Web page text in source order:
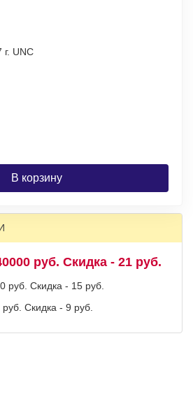
Нигерия 1 фунт 1967 г. UNC
В корзину
руб. Скидка - 21 руб.
руб. Скидка - 15 руб.
Скидка - 9 руб.